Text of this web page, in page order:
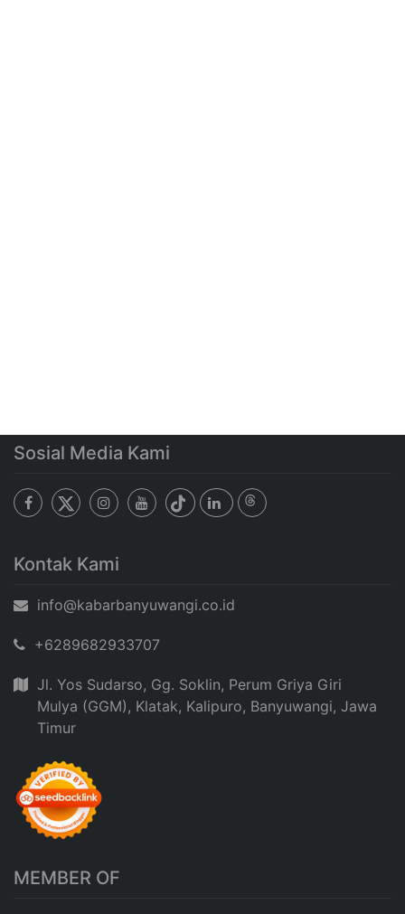
Sosial Media Kami
Kontak Kami
info@kabarbanyuwangi.co.id
+6289682933707
Jl. Yos Sudarso, Gg. Soklin, Perum Griya Giri
Mulya (GGM), Klatak, Kalipuro, Banyuwangi, Jawa
Timur
MEMBER OF